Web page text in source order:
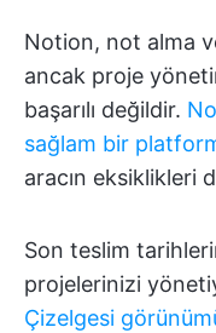
Notion, not alma
ancak proje
başarılı değildir.
sağlam bir
aracın eksiklikleri
Son teslim
projelerinizi
Çizelgesi